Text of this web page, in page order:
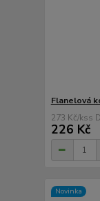
Flanelová
273 Kč/ks
226 Kč
Novinka